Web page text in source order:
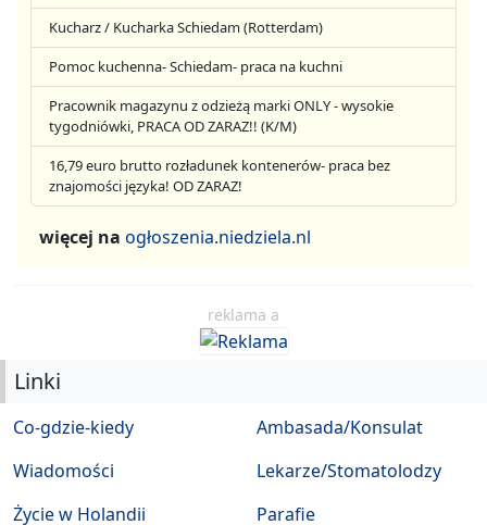
Kucharz / Kucharka Schiedam (Rotterdam)
Pomoc kuchenna- Schiedam- praca na kuchni
Pracownik magazynu z odzieżą marki ONLY - wysokie
tygodniówki, PRACA OD ZARAZ!! (K/M)
16,79 euro brutto rozładunek kontenerów- praca bez
znajomości języka! OD ZARAZ!
więcej na ogłoszenia.niedziela.nl
reklama a
Linki
Co-gdzie-kiedy
Wiadomości
Życie w Holandii
Ambasada/Konsulat
Lekarze/Stomatolodzy
Parafie